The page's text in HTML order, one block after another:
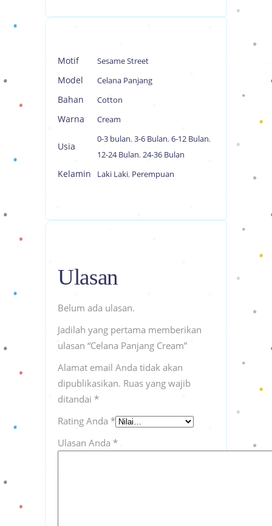
Motif Sesame Street
Model Celana Panjang
Bahan Cotton
Warna Cream
Usia
0-3 bulan, 3-6 Bulan, 6-12 Bulan,
12-24 Bulan, 24-36 Bulan
Kelamin Laki Laki, Perempuan
Ulasan
Belum ada ulasan.
Jadilah yang pertama memberikan
ulasan “Celana Panjang Cream”
Alamat email Anda tidak akan
dipublikasikan. Ruas yang wajib
ditandai *
Rating Anda *
Ulasan Anda *